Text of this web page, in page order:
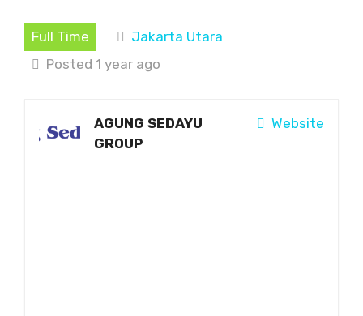
Full Time
Jakarta Utara
Posted 1 year ago
Website
AGUNG SEDAYU
GROUP